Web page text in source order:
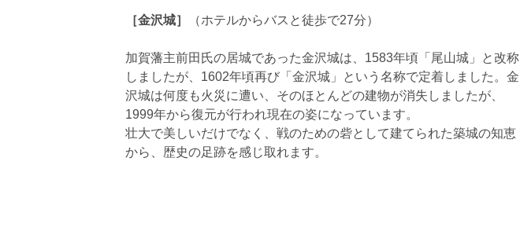
［金沢城］ （ホテルからバスと徒歩で27分）
加賀藩主前田氏の居城であった金沢城は、1583年頃「尾山城」と改称
しましたが、1602年頃再び「金沢城」という名称で定着しました。金
沢城は何度も火災に遭い、そのほとんどの建物が消失しましたが、
1999年から復元が行われ現在の姿になっています。
壮大で美しいだけでなく、戦のための砦として建てられた築城の知恵
から、歴史の足跡を感じ取れます。